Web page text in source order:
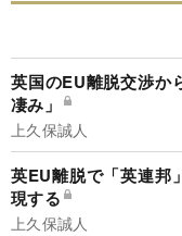
英国のEU離脱交渉か
凄み」
上久保誠人
英EU離脱で「英連邦
現する
上久保誠人